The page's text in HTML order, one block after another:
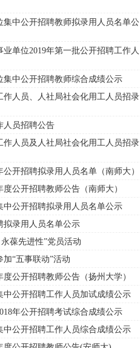
集中公开招聘教师拟录用人员名单公
单位2019年第一批公开招聘工作人
集中公开招聘教师综合成绩公示
作人员、人社局社会化用工人员招录
人员招聘公告
作人员及人社局社会化用工人员招录
开招聘拟录用人员名单（南师大）
公开招聘教师公告（南师大）
中公开招聘拟录用人员名单公示
拟录用人员名单公示
葆先进性”党员活动
“五事联动”活动
公开招聘教师公告（扬州大学）
中公开招聘工作人员加试成绩公示
年公开招聘考试综合成绩公示
中公开招聘工作人员综合成绩公示